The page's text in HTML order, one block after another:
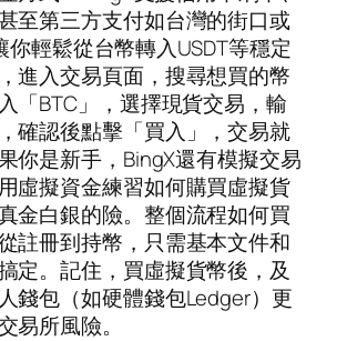
至第三方支付如台灣的街口或
你輕鬆從台幣轉入USDT等穩定
進入交易頁面，搜尋想買的幣
「BTC」，選擇現貨交易，輸
確認後點擊「買入」，交易就
你是新手，BingX還有模擬交易
虛擬資金練習如何購買虛擬貨
金白銀的險。整個流程如何買
註冊到持幣，只需基本文件和
定。記住，買虛擬貨幣後，及
錢包（如硬體錢包Ledger）更
易所風險。